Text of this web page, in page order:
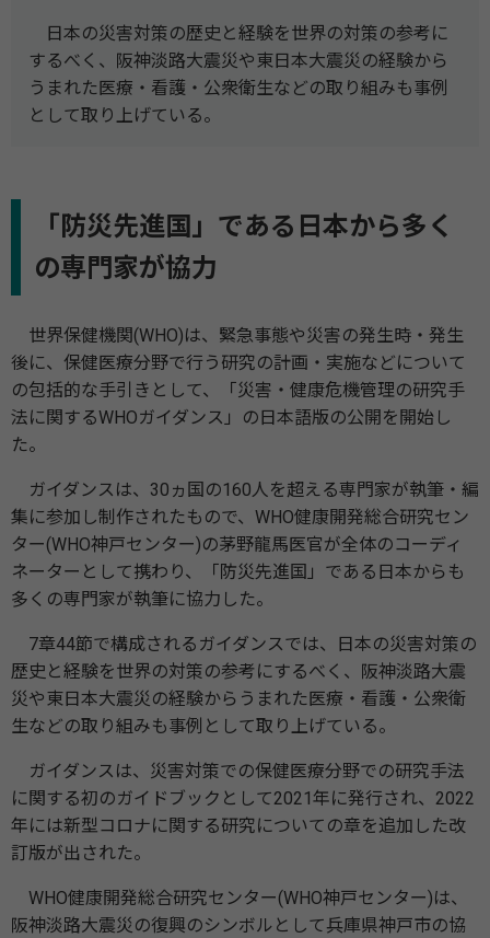
日本の災害対策の歴史と経験を世界の対策の参考に
するべく、阪神淡路大震災や東日本大震災の経験から
うまれた医療・看護・公衆衛生などの取り組みも事例
として取り上げている。
「防災先進国」である日本から多く
の専門家が協力
世界保健機関(WHO)は、緊急事態や災害の発生時・発生
後に、保健医療分野で行う研究の計画・実施などについて
の包括的な手引きとして、「災害・健康危機管理の研究手
法に関するWHOガイダンス」の日本語版の公開を開始し
た。
ガイダンスは、30ヵ国の160人を超える専門家が執筆・編
集に参加し制作されたもので、WHO健康開発総合研究セン
ター(WHO神戸センター)の茅野龍馬医官が全体のコーディ
ネーターとして携わり、「防災先進国」である日本からも
多くの専門家が執筆に協力した。
7章44節で構成されるガイダンスでは、日本の災害対策の
歴史と経験を世界の対策の参考にするべく、阪神淡路大震
災や東日本大震災の経験からうまれた医療・看護・公衆衛
生などの取り組みも事例として取り上げている。
ガイダンスは、災害対策での保健医療分野での研究手法
に関する初のガイドブックとして2021年に発行され、2022
年には新型コロナに関する研究についての章を追加した改
訂版が出された。
WHO健康開発総合研究センター(WHO神戸センター)は、
阪神淡路大震災の復興のシンボルとして兵庫県神戸市の協